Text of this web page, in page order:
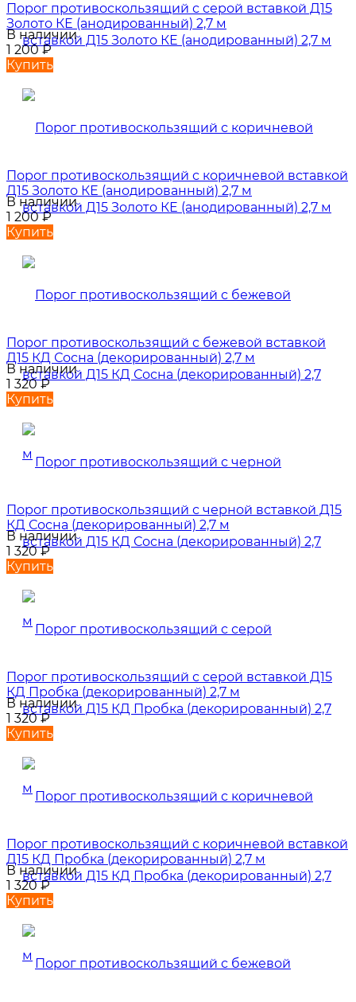
Порог противоскользящий с серой вставкой Д15
Золото КЕ (анодированный) 2,7 м
В наличии
1 200₽
Купить
Порог противоскользящий с коричневой вставкой
Д15 Золото КЕ (анодированный) 2,7 м
В наличии
1 200₽
Купить
Порог противоскользящий с бежевой вставкой
Д15 КД Сосна (декорированный) 2,7 м
В наличии
1 320₽
Купить
Порог противоскользящий с черной вставкой Д15
КД Сосна (декорированный) 2,7 м
В наличии
1 320₽
Купить
Порог противоскользящий с серой вставкой Д15
КД Пробка (декорированный) 2,7 м
В наличии
1 320₽
Купить
Порог противоскользящий с коричневой вставкой
Д15 КД Пробка (декорированный) 2,7 м
В наличии
1 320₽
Купить